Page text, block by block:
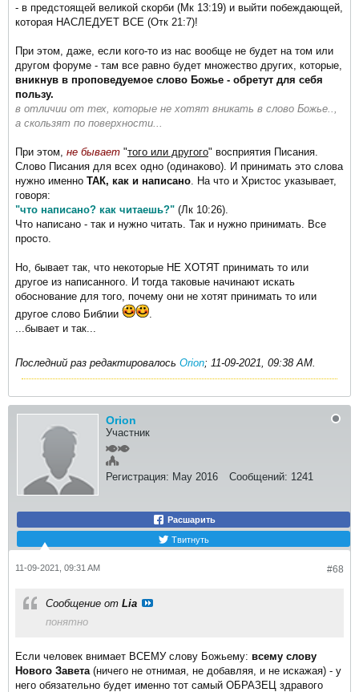
- в предстоящей великой скорби (Мк 13:19) и выйти побеждающей,
которая НАСЛЕДУЕТ ВСЕ (Отк 21:7)!
При этом, даже, если кого-то из нас вообще не будет на том или
другом форуме - там все равно будет множество других, которые,
вникнув в проповедуемое слово Божье - обретут для себя
пользу.
в отличии от тех, которые не хотят вникать в слово Божье..,
а скользят по поверхности...
При этом, не бывает "того или другого" восприятия Писания.
Слово Писания для всех одно (одинаково). И принимать это слова
нужно именно ТАК, как и написано. На что и Христос указывает,
говоря:
"что написано? как читаешь?" (Лк 10:26).
Что написано - так и нужно читать. Так и нужно принимать. Все
просто.
Но, бывает так, что некоторые НЕ ХОТЯТ принимать то или
другое из написанного. И тогда таковые начинают искать
обоснование для того, почему они не хотят принимать то или
другое слово Библии
.
...бывает и так...
Последний раз редактировалось Orion; 11-09-2021, 09:38 AM.
Orion
Участник
Регистрация: May 2016 Сообщений: 1241
Расшарить
Твитнуть
#68
11-09-2021, 09:31 AM
Сообщение от Lia
понятно
Если человек внимает ВСЕМУ слову Божьему: всему слову
Нового Завета(ничего не отнимая, не добавляя, и не искажая) - у
него обязательно будет именно тот самый ОБРАЗЕЦ здравого